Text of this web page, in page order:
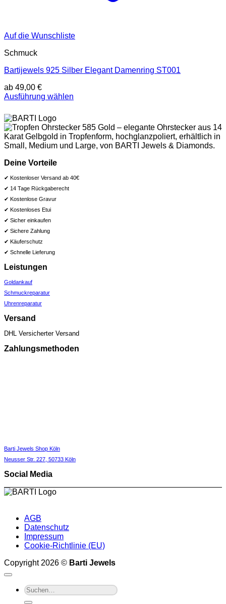
Auf die Wunschliste
Schmuck
Bartijewels 925 Silber Elegant Damenring ST001
ab 49,00 €
Ausführung wählen
Produkt
weist
mehrere
Varianten
auf.
Die
können
auf
der
gewählt
werden
Deine Vorteile
✔ Kostenloser Versand ab 40€
✔ 14 Tage Rückgaberecht
✔ Kostenlose Gravur
✔ Kostenloses Etui
✔ Sicher einkaufen
✔ Sichere Zahlung
✔ Käuferschutz
✔ Schnelle Lieferung
Leistungen
Goldankauf
Schmuckreparatur
Uhrenreparatur
Versand
DHL Versicherter Versand
Zahlungsmethoden
Barti Jewels Shop Köln
Neusser Str. 227, 50733 Köln
Social Media
AGB
Datenschutz
Impressum
Cookie-Richtlinie (EU)
Copyright 2026 © Barti Jewels
Suche
nach: